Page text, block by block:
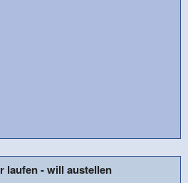
laufen - will austellen